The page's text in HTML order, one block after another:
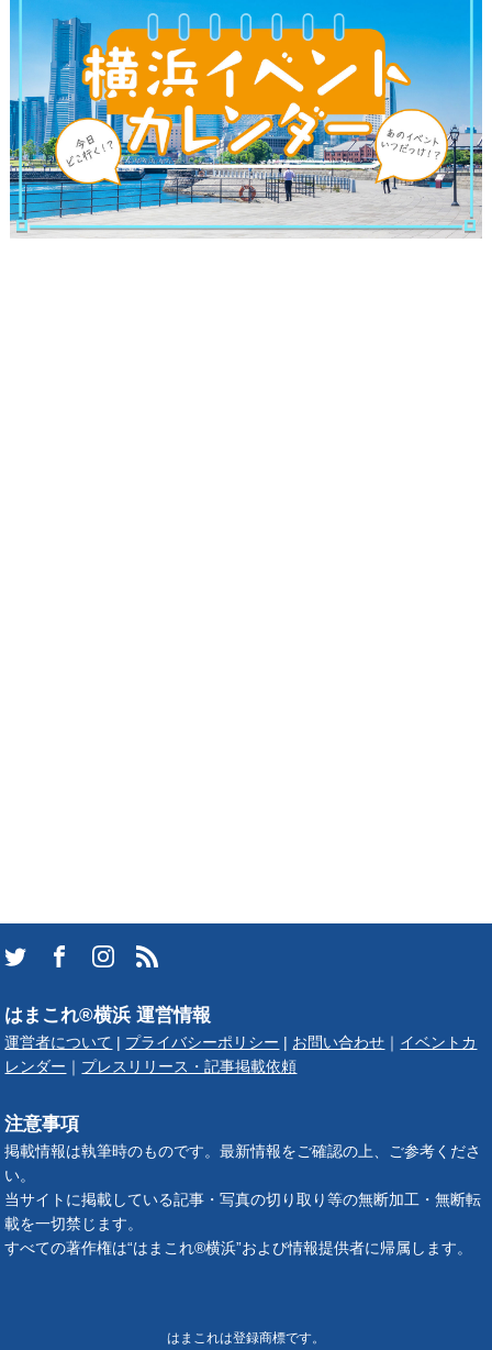
はまこれ®横浜 運営情報
運営者について | プライバシーポリシー | お問い合わせ ｜ イベントカ
レンダー ｜ プレスリリース・記事掲載依頼
注意事項
掲載情報は執筆時のものです。最新情報をご確認の上、ご参考くださ
い。
当サイトに掲載している記事・写真の切り取り等の無断加工・無断転
載を一切禁じます。
すべての著作権は“はまこれ®横浜”および情報提供者に帰属します。
はまこれは登録商標です。